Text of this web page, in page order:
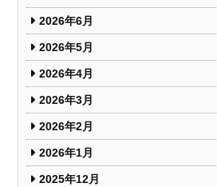
2026年6月
2026年5月
2026年4月
2026年3月
2026年2月
2026年1月
2025年12月